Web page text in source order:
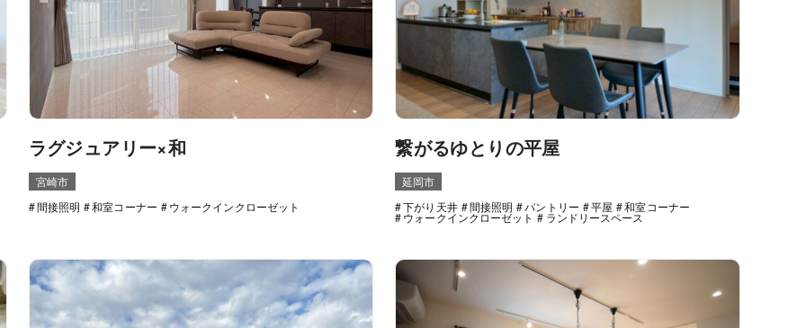
ラグジュアリー×和
宮崎市
間接照明
和室コーナー ウォークインクローゼット
繋がるゆとりの平屋
延岡市
下がり天井
間接照明 パントリー 平屋 和室コーナー
ウォークインクローゼット ランドリースペース